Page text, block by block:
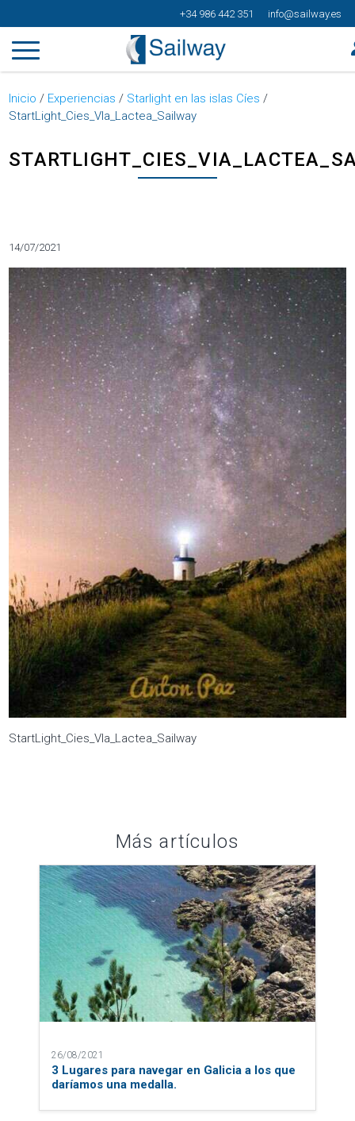
+34 986 442 351 info@sailway.es
Inicio / Experiencias / Starlight en las islas Cíes /
StartLight_Cies_VIa_Lactea_Sailway
Categorías
14/07/2021
StartLight_Cies_VIa_Lactea_Sailway
Más artículos
26/08/2021
3 Lugares para navegar en Galicia a los que
daríamos una medalla.